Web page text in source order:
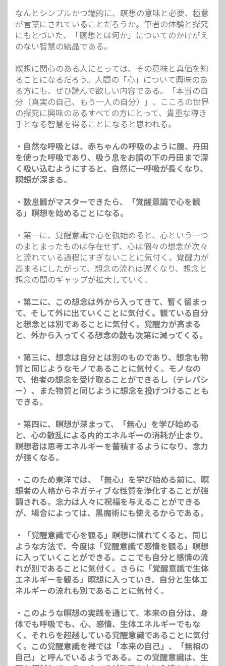
なんとシンプルかつ端的に、瞑想の意味と必要、極意
が言葉にされていることだろうか。筆者の体験と探究
にもとづいた、「瞑想とは何か」についてのかけがえ
のない智慧の結晶である。
瞑想に関心のある人にとっては、その意味と真価を知
ることになるだろう。人間の「心」について興味のあ
る方にも、ぜひ読んで欲しい内容である。「本当の自
分（真実の自己、もう一人の自分）」、こころの世界
の探究に興味のあるすべての方にとって、貴重な導き
手となる智慧を得ることになると思われる。
・自然な呼吸とは、赤ちゃんの呼吸のように腹、丹田
を使った呼吸であり、吸う息をお臍の下の丹田まで深
く吸い込むようにすると、自然に一呼吸が長くなり、
瞑想が深まる。
・数息観がマスターできたら、「覚醒意識で心を観
る」瞑想を始めることになる。
・第一に、覚醒意識で心を観始めると、心という一つ
のまとまったものは存在せず、心は個々の想念が次々
と流れている過程にすぎないことに気付く。覚醒力が
高まるにしたがって、想念の流れは遅くなり、想念と
想念の間のギャップが拡大していく。
・第二に、この想念は外から入ってきて、暫く留まっ
て、そして外に出ていくことに気付く。観ている自分
と想念とは別であることに気付く。覚醒力が高まる
と、外から入ってくる想念の数も次第に減ってくる。
・第三に、想念は自分とは別のものであり、想念も物
質と同じようなモノであることに気付く。モノなの
で、他者の想念を受け取ることができるし（テレパシ
ー）、また物質と同じように想念を投げつけることも
できる。
・第四に、瞑想が深まって、「無心」を学び始める
と、心の散乱による内的エネルギーの消耗が止まり、
瞑想者は思考エネルギーを蓄積するようになり、念力
が強くなる。
・このため東洋では、「無心」を学び始める前に、瞑
想者の人格からネガティブな性質を浄化することが強
調される。念力は人々に祝福を与えることができる
が、場合によっては、黒魔術にも使えるからである。
・「覚醒意識で心を観る」瞑想に慣れてくると、同じ
ような方法で、今度は「覚醒意識で感情を観る」瞑想
に入っていくことができる。ここでも自分と感情の流
れが別であることに気付く。さらに「覚醒意識で生体
エネルギーを観る」瞑想に入っていき、自分と生体エ
ネルギーの流れも別であることに気付く。
・このような瞑想の実践を通じて、本来の自分は、身
体でも呼吸でも、心、感情、生体エネルギーでもな
く、それらを超越している覚醒意識であることに気付
く。この覚醒意識を禅では「本来の自己」、「無相の
自己」と呼んでいるようである。この覚醒意識は、生